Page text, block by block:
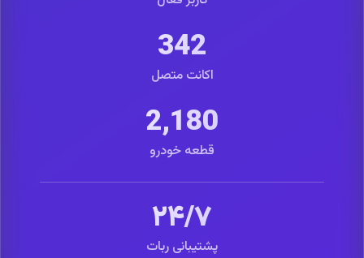
342
اکانت متصل
2,180
قطعه خودرو
۲۴/۷
پشتیبانی ربات